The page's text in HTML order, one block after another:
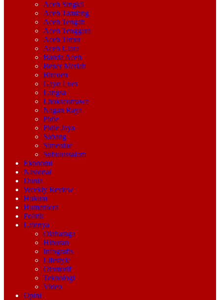
Aceh Singkil
Aceh Tamiang
Aceh Tengah
Aceh Tenggara
Aceh Timur
Aceh Utara
Banda Aceh
Bener Meriah
Bireuen
Gayo Lues
Langsa
Lhokseumawe
Nagan Raya
Pidie
Pidie Jaya
Sabang
Simeulue
Subulussalam
Ekonomi
Nasional
Dunia
Weekly Review
Hukum
Humaniora
Politik
Lainnya
Olaharaga
Hiburan
Infografis
Lifestyle
Otomotif
Teknologi
Video
Opini